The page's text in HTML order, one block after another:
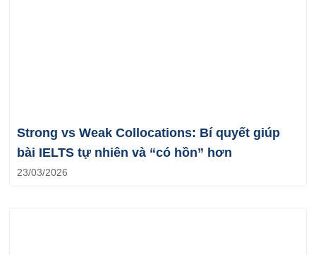
Strong vs Weak Collocations: Bí quyết giúp
bài IELTS tự nhiên và “có hồn” hơn
23/03/2026